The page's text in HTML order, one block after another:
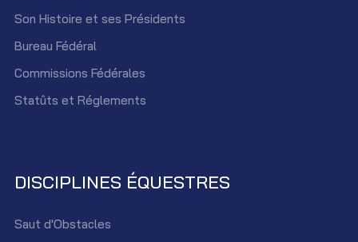
Son Histoire et ses Présidents
Bureau Fédéral
Commissions Fédérales
Statûts et Réglements
DISCIPLINES ÉQUESTRES
Saut d'Obstacles